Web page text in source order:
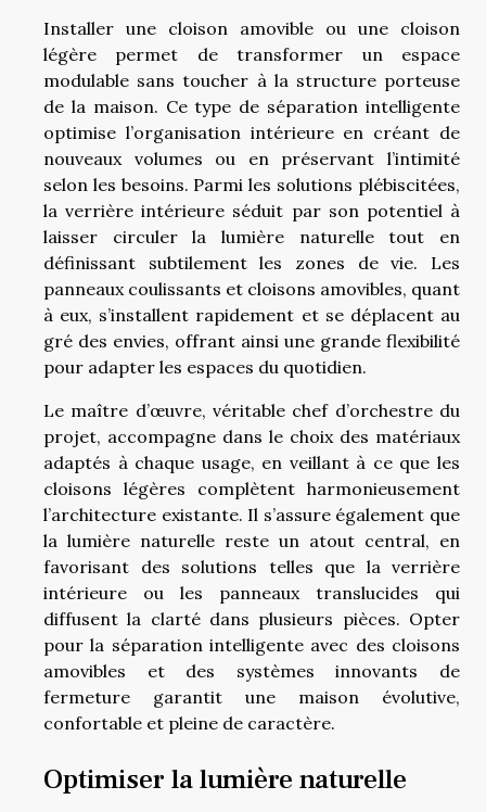
Installer une cloison amovible ou une cloison
légère permet de transformer un espace
modulable sans toucher à la structure porteuse
de la maison. Ce type de séparation intelligente
optimise l’organisation intérieure en créant de
nouveaux volumes ou en préservant l’intimité
selon les besoins. Parmi les solutions plébiscitées,
la verrière intérieure séduit par son potentiel à
laisser circuler la lumière naturelle tout en
définissant subtilement les zones de vie. Les
panneaux coulissants et cloisons amovibles, quant
à eux, s’installent rapidement et se déplacent au
gré des envies, offrant ainsi une grande flexibilité
pour adapter les espaces du quotidien.
Le maître d’œuvre, véritable chef d’orchestre du
projet, accompagne dans le choix des matériaux
adaptés à chaque usage, en veillant à ce que les
cloisons légères complètent harmonieusement
l’architecture existante. Il s’assure également que
la lumière naturelle reste un atout central, en
favorisant des solutions telles que la verrière
intérieure ou les panneaux translucides qui
diffusent la clarté dans plusieurs pièces. Opter
pour la séparation intelligente avec des cloisons
amovibles et des systèmes innovants de
fermeture garantit une maison évolutive,
confortable et pleine de caractère.
Optimiser la lumière naturelle